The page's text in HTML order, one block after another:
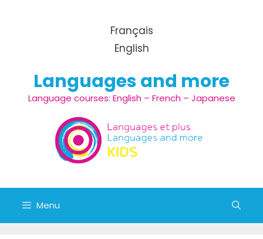
Français
English
Languages and more
Language courses: English – French – Japanese
Menu